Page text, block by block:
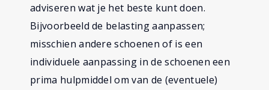
adviseren wat je het beste kunt doen.
Bijvoorbeeld de belasting aanpassen;
misschien andere schoenen of is een
individuele aanpassing in de schoenen een
prima hulpmiddel om van de (eventuele)